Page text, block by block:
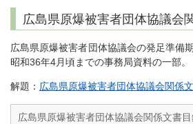
広島県原爆被害者団体協議会
広島県原爆被害者団体協議会の発足準備
昭和36年4月頃までの事務局資料の一部。
解題： 広島県原爆被害者団体協議会関係
広島県原爆被害者団体協議会関係文書